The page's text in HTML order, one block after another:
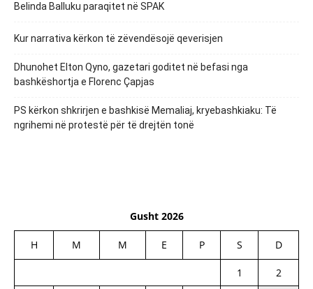
Belinda Balluku paraqitet në SPAK
Kur narrativa kërkon të zëvendësojë qeverisjen
Dhunohet Elton Qyno, gazetari goditet në befasi nga
bashkëshortja e Florenc Çapjas
PS kërkon shkrirjen e bashkisë Memaliaj, kryebashkiaku: Të
ngrihemi në protestë për të drejtën tonë
Gusht 2026
H M M E P S D
1
2